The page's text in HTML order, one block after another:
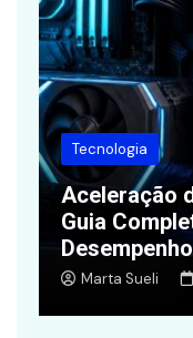
Finanças
Quanto Vale
Reais? Guia
Alternativas
Zelda Sousa